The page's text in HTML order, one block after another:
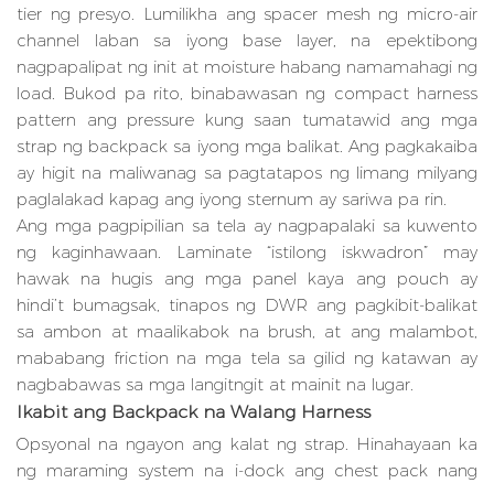
tier ng presyo. Lumilikha ang spacer mesh ng micro-air
channel laban sa iyong base layer, na epektibong
nagpapalipat ng init at moisture habang namamahagi ng
load. Bukod pa rito, binabawasan ng compact harness
pattern ang pressure kung saan tumatawid ang mga
strap ng backpack sa iyong mga balikat. Ang pagkakaiba
ay higit na maliwanag sa pagtatapos ng limang milyang
paglalakad kapag ang iyong sternum ay sariwa pa rin.
Ang mga pagpipilian sa tela ay nagpapalaki sa kuwento
ng kaginhawaan. Laminate “istilong iskwadron” may
hawak na hugis ang mga panel kaya ang pouch ay
hindi’t bumagsak, tinapos ng DWR ang pagkibit-balikat
sa ambon at maalikabok na brush, at ang malambot,
mababang friction na mga tela sa gilid ng katawan ay
nagbabawas sa mga langitngit at mainit na lugar.
Ikabit ang Backpack na Walang Harness
Opsyonal na ngayon ang kalat ng strap. Hinahayaan ka
ng maraming system na i-dock ang chest pack nang